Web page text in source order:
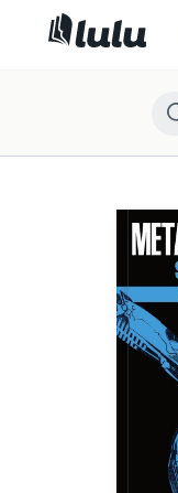
Metal Gear Solid 2: Sons